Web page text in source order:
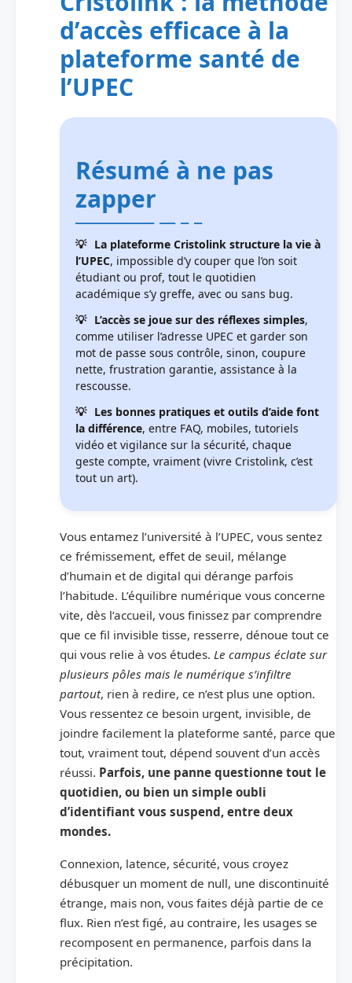
d’accès efficace à la
plateforme santé de
l’UPEC
Résumé à ne pas
zapper
La plateforme Cristolink structure la vie à
l’UPEC, impossible d’y couper que l’on soit
étudiant ou prof, tout le quotidien
académique s’y greffe, avec ou sans bug.
L’accès se joue sur des réflexes simples,
comme utiliser l’adresse UPEC et garder son
mot de passe sous contrôle, sinon, coupure
nette, frustration garantie, assistance à la
rescousse.
Les bonnes pratiques et outils d’aide font
la différence, entre FAQ, mobiles, tutoriels
vidéo et vigilance sur la sécurité, chaque
geste compte, vraiment (vivre Cristolink, c’est
tout un art).
Vous entamez l’université à l’UPEC, vous sentez
ce frémissement, effet de seuil, mélange
d’humain et de digital qui dérange parfois
l’habitude. L’équilibre numérique vous concerne
vite, dès l’accueil, vous finissez par comprendre
que ce fil invisible tisse, resserre, dénoue tout ce
qui vous relie à vos études. Le campus éclate sur
plusieurs pôles mais le numérique s’infiltre
partout, rien à redire, ce n’est plus une option.
Vous ressentez ce besoin urgent, invisible, de
joindre facilement la plateforme santé, parce que
tout, vraiment tout, dépend souvent d’un accès
réussi. Parfois, une panne questionne tout le
quotidien, ou bien un simple oubli
d’identifiant vous suspend, entre deux
mondes.
Connexion, latence, sécurité, vous croyez
débusquer un moment de null, une discontinuité
étrange, mais non, vous faites déjà partie de ce
flux. Rien n’est figé, au contraire, les usages se
recomposent en permanence, parfois dans la
précipitation.